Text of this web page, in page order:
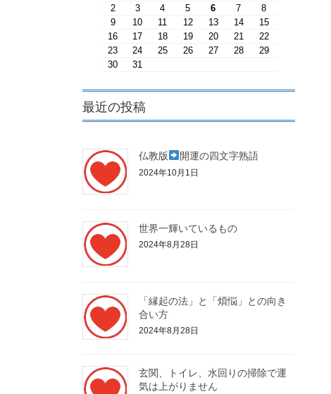
2
3 4 5 6 7
8
9
10 11 12 13 14
15
16
17 18 19 20 21
22
23
24 25 26 27 28
29
30
31
最近の投稿
仏教版 開運の四文字熟語
2024年10月1日
世界一輝いているもの
2024年8月28日
「縁起の法」と「煩悩」との向き
合い方
2024年8月28日
玄関、トイレ、水回りの掃除で運
気は上がりません